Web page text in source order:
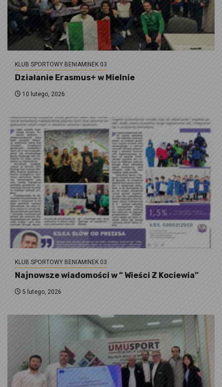
KLUB SPORTOWY BENIAMINEK 03
Działanie Erasmus+ w Mielnie
10 lutego, 2026
KLUB SPORTOWY BENIAMINEK 03
Najnowsze wiadomości w “ Wieści Z Kociewia”
5 lutego, 2026